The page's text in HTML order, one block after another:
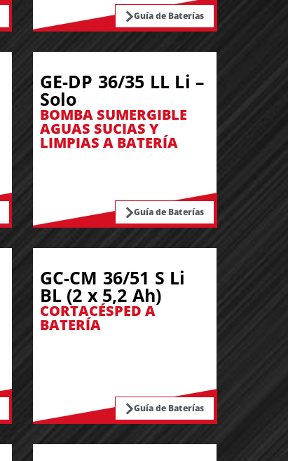
Guía de Baterías
GE-DP 36/35 LL Li –
Solo
BOMBA SUMERGIBLE
AGUAS SUCIAS Y
LIMPIAS A BATERÍA
Guía de Baterías
GC-CM 36/51 S Li
BL (2 x 5,2 Ah)
CORTACÉSPED A
BATERÍA
Guía de Baterías